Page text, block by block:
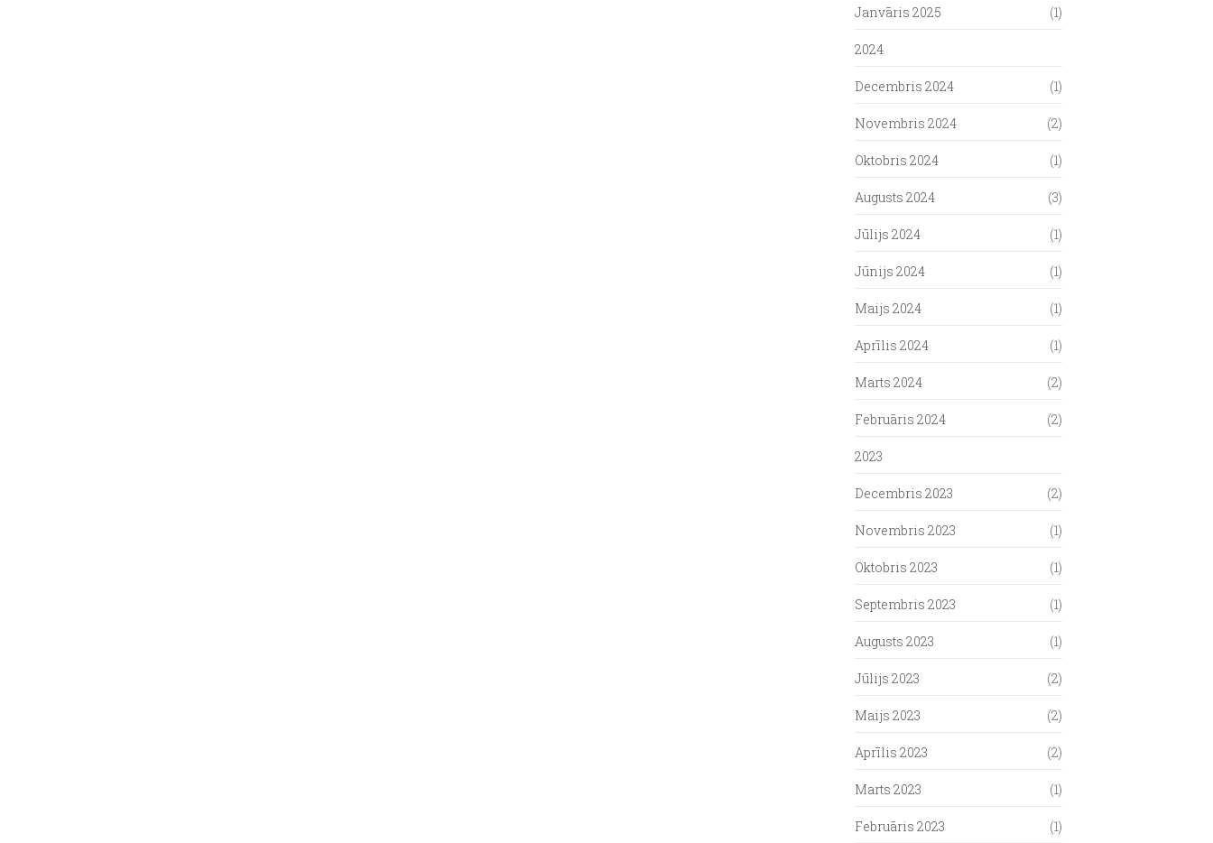
Janvāris 2025 (1)
2024
Decembris 2024 (1)
Novembris 2024 (2)
Oktobris 2024 (1)
Augusts 2024 (3)
Jūlijs 2024 (1)
Jūnijs 2024 (1)
Maijs 2024 (1)
Aprīlis 2024 (1)
Marts 2024 (2)
Februāris 2024 (2)
2023
Decembris 2023 (2)
Novembris 2023 (1)
Oktobris 2023 (1)
Septembris 2023 (1)
Augusts 2023 (1)
Jūlijs 2023 (2)
Maijs 2023 (2)
Aprīlis 2023 (2)
Marts 2023 (1)
Februāris 2023 (1)